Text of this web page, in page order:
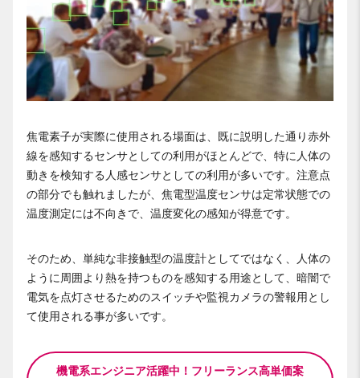
焦電素子が実際に使用される場面は、既に説明した通り赤外
線を感知するセンサとしての利用がほとんどで、特に人体の
動きを検知する人感センサとしての利用が多いです。注意点
の部分でも触れましたが、焦電型温度センサは定常状態での
温度測定には不向きで、温度変化の感知が得意です。
そのため、単純な非接触型の温度計としてではなく、人体の
ように周囲より熱を持つものを感知する用途として、暗闇で
電気を点灯させるためのスイッチや監視カメラの警報用とし
て使用される事が多いです。
機電系エンジニア活躍中！フリーランス高単価案